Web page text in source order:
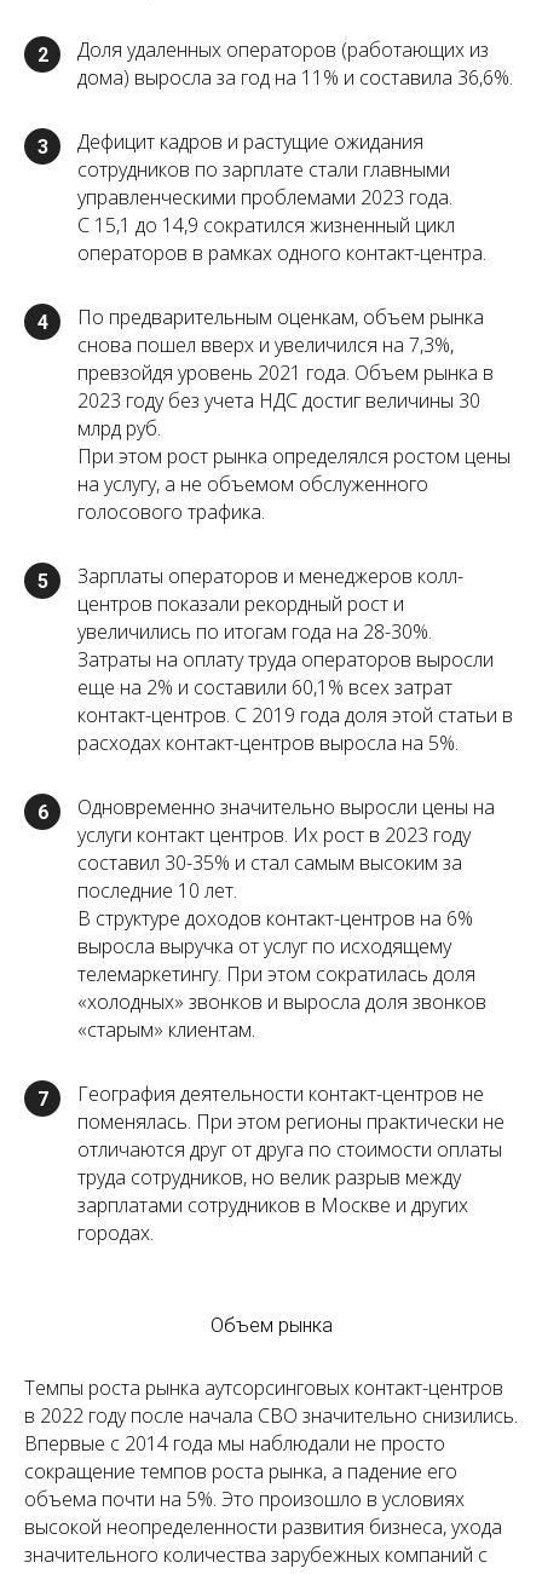
2
Доля удаленных операторов (работающих из
дома) выросла за год на 11% и составила 36,6%.
3
Дефицит кадров и растущие ожидания
сотрудников по зарплате стали главными
управленческими проблемами 2023 года.
С 15,1 до 14,9 сократился жизненный цикл
операторов в рамках одного контакт-центра.
4
По предварительным оценкам, объем рынка
снова пошел вверх и увеличился на 7,3%,
превзойдя уровень 2021 года. Объем рынка в
2023 году без учета НДС достиг величины 30
млрд руб.
При этом рост рынка определялся ростом цены
на услугу, а не объемом обслуженного
голосового трафика.
5
Зарплаты операторов и менеджеров колл-
центров показали рекордный рост и
увеличились по итогам года на 28-30%.
Затраты на оплату труда операторов выросли
еще на 2% и составили 60,1% всех затрат
контакт-центров. С 2019 года доля этой статьи в
расходах контакт-центров выросла на 5%.
6
Одновременно значительно выросли цены на
услуги контакт центров. Их рост в 2023 году
составил 30-35% и стал самым высоким за
последние 10 лет.
В структуре доходов контакт-центров на 6%
выросла выручка от услуг по исходящему
телемаркетингу. При этом сократилась доля
«холодных» звонков и выросла доля звонков
«старым» клиентам.
7
География деятельности контакт-центров не
поменялась. При этом регионы практически не
отличаются друг от друга по стоимости оплаты
труда сотрудников, но велик разрыв между
зарплатами сотрудников в Москве и других
городах.
Объем рынка
Темпы роста рынка аутсорсинговых контакт-центров
в 2022 году после начала СВО значительно снизились.
Впервые с 2014 года мы наблюдали не просто
сокращение темпов роста рынка, а падение его
объема почти на 5%. Это произошло в условиях
высокой неопределенности развития бизнеса, ухода
значительного количества зарубежных компаний с